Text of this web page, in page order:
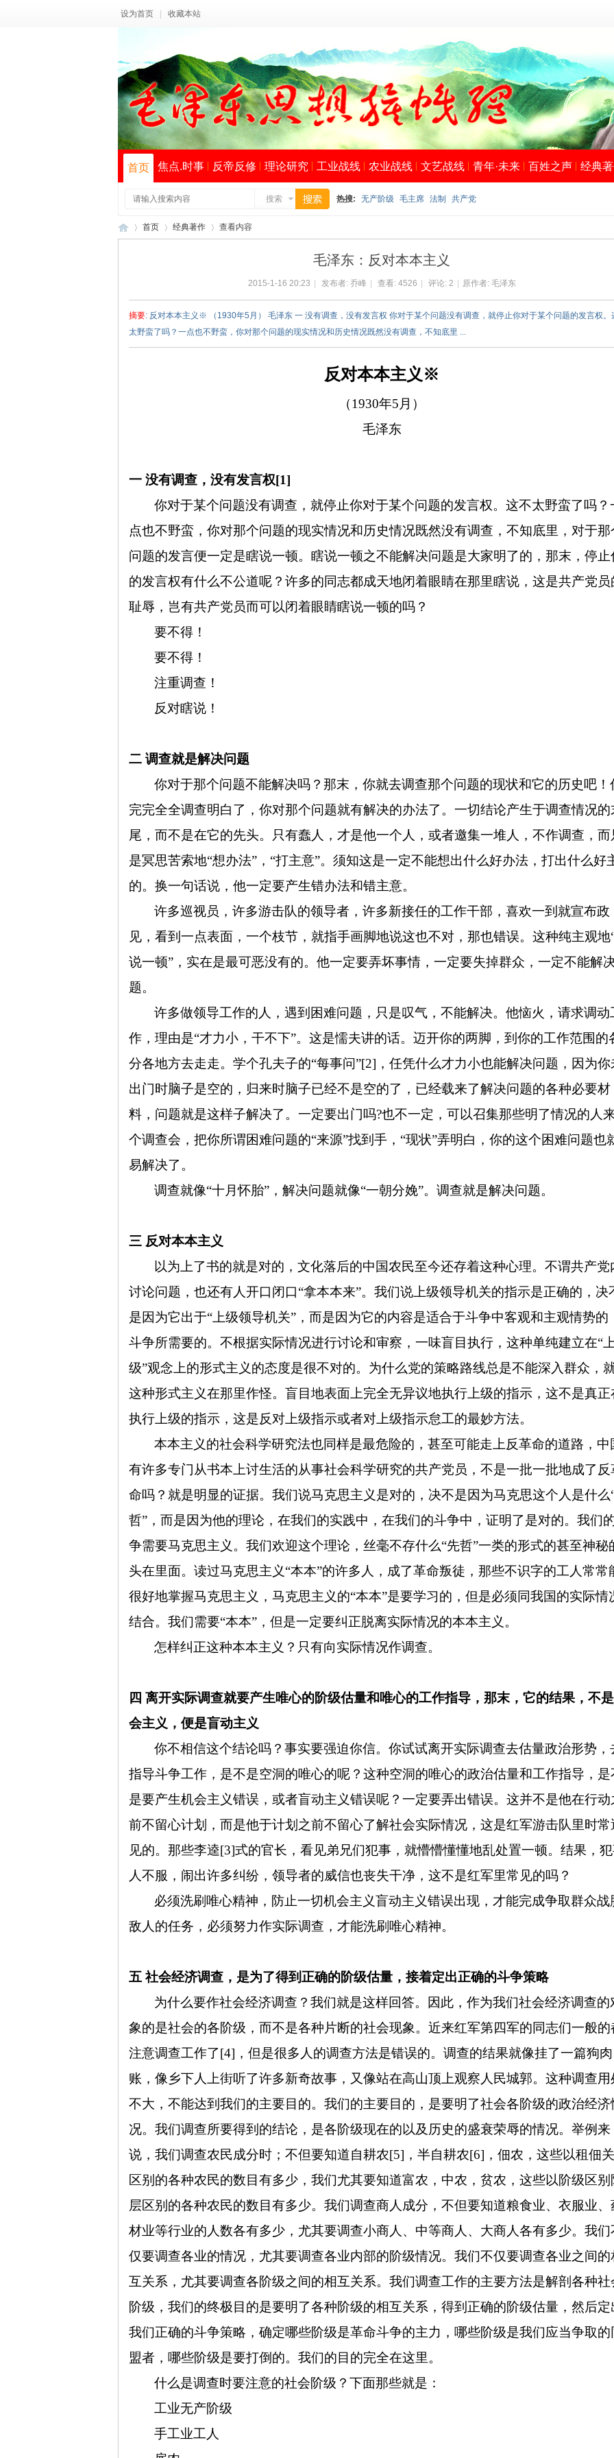
设为首页 收藏本站
首页 焦点.时事 反帝反修 理论研究 工业战线 农业战线 文艺战线 青年·未来 百姓之声 经典
搜索 热搜: 无产阶级 毛主席 法制 共产党
首页 经典著作 查看内容
毛泽东：反对本本主义
2015-1-16 20:23 发布者: 乔峰 查看: 4526 评论: 2 原作者: 毛泽东
摘要: 反对本本主义※ （1930年5月） 毛泽东 一 没有调查，没有发言权 你对于某个问题没有调查，就停止你对于某个问题的发言权。
太野蛮了吗？一点也不野蛮，你对那个问题的现实情况和历史情况既然没有调查，不知底里 ...
反对本本主义※
（1930年5 月）
毛泽东
一 没有调查，没有发言权[1]
你对于某个问题没有调查，就停止你对于某个问题的发言权。这不太野蛮了吗？
点也不野蛮，你对那个问题的现实情况和历史情况既然没有调查，不知底里，对于那
问题的发言便一定是瞎说一顿。瞎说一顿之不能解决问题是大家明了的，那末，停止
的发言权有什么不公道呢？许多的同志都成天地闭着眼睛在那里瞎说，这是共产党员
耻辱，岂有共产党员而可以闭着眼睛瞎说一顿的吗？
要不得！
要不得！
注重调查！
反对瞎说！
二 调查就是解决问题
你对于那个问题不能解决吗？那末，你就去调查那个问题的现状和它的历史吧！
完完全全调查明白了，你对那个问题就有解决的办法了。一切结论产生于调查情况的
尾，而不是在它的先头。只有蠢人，才是他一个人，或者邀集一堆人，不作调查，而
是冥思苦索地“想办法”，“打主意”。须知这是一定不能想出什么好办法，打出什么好
的。换一句话说，他一定要产生错办法和错主意。
许多巡视员，许多游击队的领导者，许多新接任的工作干部，喜欢一到就宣布政
见，看到一点表面，一个枝节，就指手画脚地说这也不对，那也错误。这种纯主观地
说一顿”，实在是最可恶没有的。他一定要弄坏事情，一定要失掉群众，一定不能解
题。
许多做领导工作的人，遇到困难问题，只是叹气，不能解决。他恼火，请求调动
作，理由是“才力小，干不下”。这是懦夫讲的话。迈开你的两脚，到你的工作范围的
分各地方去走走。学个孔夫子的“每事问”[2] ，任凭什么才力小也能解决问题，因为你
出门时脑子是空的，归来时脑子已经不是空的了，已经载来了解决问题的各种必要材
料，问题就是这样子解决了。一定要出门吗?也不一定，可以召集那些明了情况的人
个调查会，把你所谓困难问题的“来源”找到手，“现状”弄明白，你的这个困难问题也
易解决了。
调查就像“十月怀胎”，解决问题就像“一朝分娩”。调查就是解决问题。
三 反对本本主义
以为上了书的就是对的，文化落后的中国农民至今还存着这种心理。不谓共产党
讨论问题，也还有人开口闭口“拿本本来”。我们说上级领导机关的指示是正确的，决
是因为它出于“上级领导机关”，而是因为它的内容是适合于斗争中客观和主观情势的
斗争所需要的。不根据实际情况进行讨论和审察，一味盲目执行，这种单纯建立在“上
级”观念上的形式主义的态度是很不对的。为什么党的策略路线总是不能深入群众，
这种形式主义在那里作怪。盲目地表面上完全无异议地执行上级的指示，这不是真正
执行上级的指示，这是反对上级指示或者对上级指示怠工的最妙方法。
本本主义的社会科学研究法也同样是最危险的，甚至可能走上反革命的道路，中
有许多专门从书本上讨生活的从事社会科学研究的共产党员，不是一批一批地成了反
命吗？就是明显的证据。我们说马克思主义是对的，决不是因为马克思这个人是什么
哲”，而是因为他的理论，在我们的实践中，在我们的斗争中，证明了是对的。我们
争需要马克思主义。我们欢迎这个理论，丝毫不存什么“先哲”一类的形式的甚至神秘
头在里面。读过马克思主义“本本”的许多人，成了革命叛徒，那些不识字的工人常常
很好地掌握马克思主义，马克思主义的“本本”是要学习的，但是必须同我国的实际情
结合。我们需要“本本”，但是一定要纠正脱离实际情况的本本主义。
怎样纠正这种本本主义？只有向实际情况作调查。
四 离开实际调查就要产生唯心的阶级估量和唯心的工作指导，那末，它的结果，不
会主义，便是盲动主义
你不相信这个结论吗？事实要强迫你信。你试试离开实际调查去估量政治形势，
指导斗争工作，是不是空洞的唯心的呢？这种空洞的唯心的政治估量和工作指导，是
是要产生机会主义错误，或者盲动主义错误呢？一定要弄出错误。这并不是他在行动
前不留心计划，而是他于计划之前不留心了解社会实际情况，这是红军游击队里时常
见的。那些李逵[3]式的官长，看见弟兄们犯事，就懵懵懂懂地乱处置一顿。结果，
人不服，闹出许多纠纷，领导者的威信也丧失干净，这不是红军里常见的吗？
必须洗刷唯心精神，防止一切机会主义盲动主义错误出现，才能完成争取群众战
敌人的任务，必须努力作实际调查，才能洗刷唯心精神。
五 社会经济调查，是为了得到正确的阶级估量，接着定出正确的斗争策略
为什么要作社会经济调查？我们就是这样回答。因此，作为我们社会经济调查的
象的是社会的各阶级，而不是各种片断的社会现象。近来红军第四军的同志们一般的
注意调查工作了[4] ，但是很多人的调查方法是错误的。调查的结果就像挂了一篇狗肉
账，像乡下人上街听了许多新奇故事，又像站在高山顶上观察人民城郭。这种调查用
不大，不能达到我们的主要目的。我们的主要目的，是要明了社会各阶级的政治经济
况。我们调查所要得到的结论，是各阶级现在的以及历史的盛衰荣辱的情况。举例来
说，我们调查农民成分时；不但要知道自耕农[5] ，半自耕农[6] ，佃农，这些以租佃
区别的各种农民的数目有多少，我们尤其要知道富农，中农，贫农，这些以阶级区别
层区别的各种农民的数目有多少。我们调查商人成分，不但要知道粮食业、衣服业、
材业等行业的人数各有多少，尤其要调查小商人、中等商人、大商人各有多少。我们
仅要调查各业的情况，尤其要调查各业内部的阶级情况。我们不仅要调查各业之间的
互关系，尤其要调查各阶级之间的相互关系。我们调查工作的主要方法是解剖各种社
阶级，我们的终极目的是要明了各种阶级的相互关系，得到正确的阶级估量，然后定
我们正确的斗争策略，确定哪些阶级是革命斗争的主力，哪些阶级是我们应当争取的
盟者，哪些阶级是要打倒的。我们的目的完全在这里。
什么是调查时要注意的社会阶级？下面那些就是：
工业无产阶级
手工业工人